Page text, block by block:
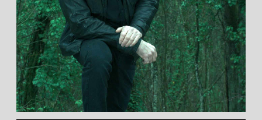
Guitariste
Actif
cliquez pour en savoir plus